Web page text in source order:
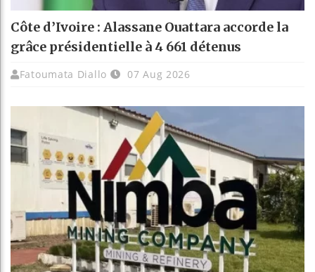
Côte d’Ivoire : Alassane Ouattara accorde la
grâce présidentielle à 4 661 détenus
Fatoumata Diallo 07 Aug 2026